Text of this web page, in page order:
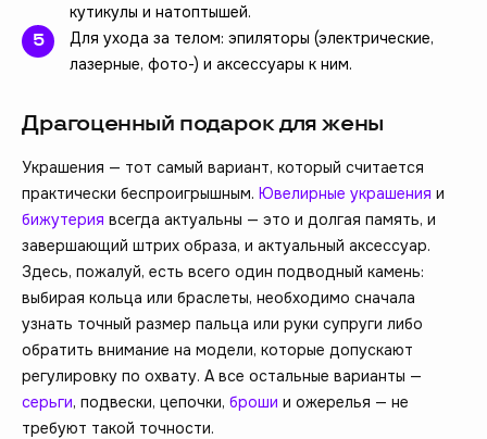
кутикулы и натоптышей.
Для ухода за телом: эпиляторы (электрические,
лазерные, фото-) и аксессуары к ним.
Драгоценный подарок для жены
Украшения — тот самый вариант, который считается
практически беспроигрышным. Ювелирные украшения и
бижутерия всегда актуальны — это и долгая память, и
завершающий штрих образа, и актуальный аксессуар.
Здесь, пожалуй, есть всего один подводный камень:
выбирая кольца или браслеты, необходимо сначала
узнать точный размер пальца или руки супруги либо
обратить внимание на модели, которые допускают
регулировку по охвату. А все остальные варианты —
серьги, подвески, цепочки, броши и ожерелья — не
требуют такой точности.